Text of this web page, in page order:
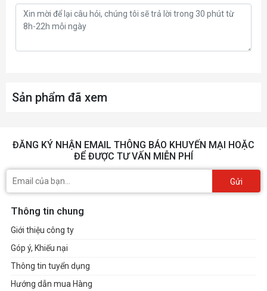
Sản phẩm đã xem
ĐĂNG KÝ NHẬN EMAIL THÔNG BÁO KHUYẾN MẠI HOẶC
ĐỂ ĐƯỢC TƯ VẤN MIỄN PHÍ
Gửi
Thông tin chung
Giới thiệu công ty
Góp ý, Khiếu nại
Thông tin tuyển dụng
Hướng dẫn mua Hàng